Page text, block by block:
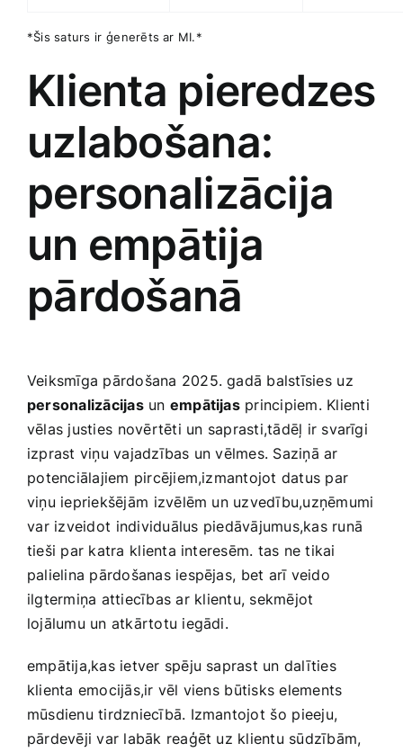
*Šis saturs⁤ ir ⁤ģenerēts ar MI.*
Klienta pieredzes
uzlabošana:
personalizācija
un ‍empātija
pārdošanā
Veiksmīga pārdošana‌ 2025. gadā balstīsies⁢ uz
personalizācijasun empātijasprincipiem. Klienti
vēlas justies⁤ novērtēti ⁣un‍ saprasti,tādēļ ir svarīgi
izprast viņu vajadzības un vēlmes. Saziņā ar
⁢potenciālajiem pircējiem,izmantojot datus par
viņu iepriekšējām⁢ izvēlēm un uzvedību,uzņēmumi
⁢var izveidot⁣ individuālus ⁢piedāvājumus,kas runā
tieši par katra ⁢klienta interesēm. tas ne tikai
palielina pārdošanas iespējas,⁤ bet arī veido ​
ilgtermiņa attiecības ‌ar ⁢klientu, sekmējot ​
lojālumu un atkārtotu iegādi.
empātija,kas ietver spēju saprast ​un dalīties
klienta emocijās,ir vēl viens ⁣būtisks elements​
mūsdienu ‌tirdzniecībā. Izmantojot ⁤šo⁣ pieeju,⁢
pārdevēji var labāk reaģēt uz klientu sūdzībām,